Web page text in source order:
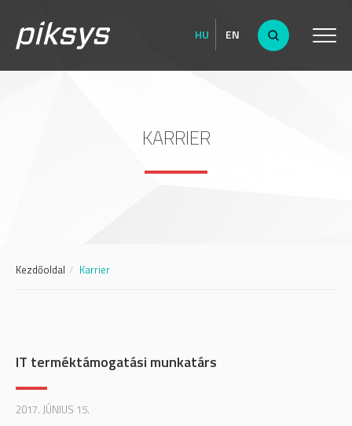
HU EN
KARRIER
Kezdőoldal Karrier
IT terméktámogatási munkatárs
2017. JÚNIUS 15.